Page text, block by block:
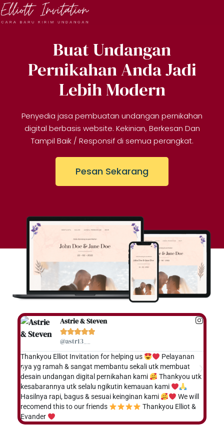
Buat Undangan
Pernikahan Anda Jadi
Lebih Modern
Penyedia jasa pembuatan undangan pernikahan
digital berbasis website. Kekinian, Berkesan Dan
Tampil Baik / Responsif di semua perangkat.
Pesan Sekarang
Astrie & Steven

@astr13__
Thankyou Elliot Invitation for helping us
Pelayanan
nya yg ramah & sangat membantu sekali utk membuat
desain undangan digital pernikahan kami
Thankyou utk
kesabarannya utk selalu ngikutin kemauan kami
Hasilnya rapi, bagus & sesuai keinginan kami
We will
recomend this to our friends
Thankyou Elliot &
Evander